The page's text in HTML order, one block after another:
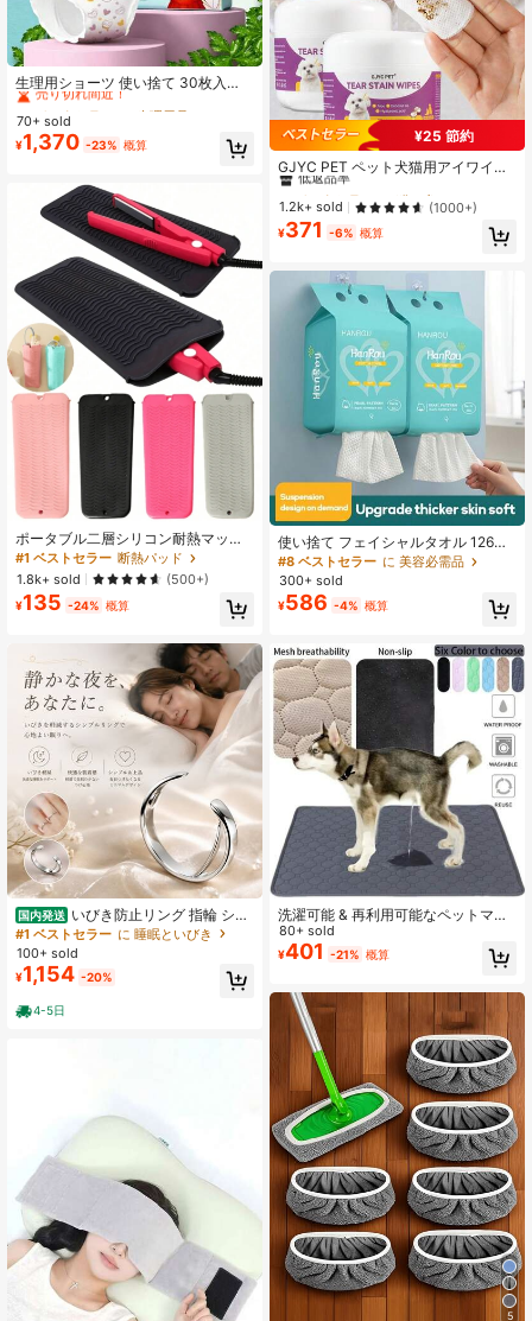
176 フォロワー
4.66
生理用ショーツ 使い捨て 30枚入
り、超吸収 漏れ防止 オーバーナイト
仕様、柔らかく通気性のある産後ケ
ア用生理パンツ
#7 ベストセラー
に 生理用品
売り切れ間近！
#7 ベストセラー に 生理用品
売り切れ間近！
#7 ベストセラー に 生理用品
売り切れ間近！
#7 ベストセラー に 生理用品
70+ sold
¥1,370 -23% 概算
ポータブル二層シリコン耐熱マッ
ト、断熱ポーチ、シリコンヘアスタ
イリングマット、ストレートアイロ
ンパッド、カールアイロンスリー
ブ、トラベルメイクアップバッグ、
ヘアツール収納バッグ、クリスマス
#1 ベストセラー 断熱パッド
1.8k+ sold
(500+)
¥135 -24% 概算
国内発送 いびき防止リング 指輪 シル
バーカラー 3 サイズ S/M/L いびき対
策・軽減・改善 寝息ケア 安眠・快眠
睡眠の質向上 いびき改善グッズ
#1 ベストセラー に 睡眠といびき
100+ sold
¥1,154 -20%
4-5日
¥25 節約
GJYC PET ペット犬猫用アイワイプ
- 涙やけ、ゴミ、分泌物を優しく除
去 - 低刺激性アイクリーナー、目、
顔、シワ部分に適しています - 60枚/
パック
#1 ベストセラー
低返品率
#1 ベストセラー
低返品率
#1 ベストセラー
低返品率
#1 ベストセラー
に 猫／犬 ペット用クリーニングアクセサリー
1.2k+ sold (1000+)
¥371 -6% 概算
使い捨て フェイシャルタオル 126枚
入り、厚手 柔らかい メイク落とし
ワイプ スキンケア、クレンジング、
クリーニング、メイク落とし用
#8 ベストセラー に 美容必需品
300+ sold
¥586 -4% 概算
洗濯可能 & 再利用可能なペットマッ
ト、滑り止めカーペット、大型犬用
パッド、吸水性 & 漏れ防止トレーニ
ングパッド、ペット、ケージ、フェ
す
80+ sold
¥401 -21% 概算
5